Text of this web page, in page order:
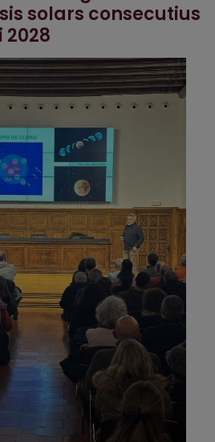
solars consecutius
2028